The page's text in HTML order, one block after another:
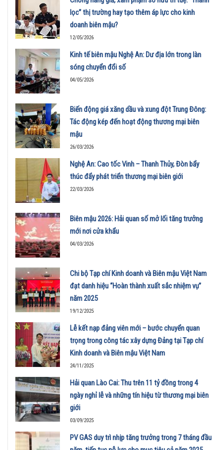
lọc” thị trường hay tạo thêm áp lực cho kinh
doanh biên mậu?
12/05/2026
Kinh tế biên mậu Nghệ An: Dư địa lớn trong làn
sóng chuyển đổi số
04/05/2026
Biến động giá xăng dầu và xung đột Trung Đông:
Tác động kép đến hoạt động thương mại biên
mậu
26/03/2026
Nghệ An: Cao tốc Vinh – Thanh Thủy, Đòn bẩy
thúc đẩy phát triển thương mại biên giới
22/03/2026
Biên mậu 2026: Hải quan số mở lối tăng trưởng
mới nơi cửa khẩu
04/03/2026
Chi bộ Tạp chí Kinh doanh và Biên mậu Việt Nam
đạt danh hiệu “Hoàn thành xuất sắc nhiệm vụ”
năm 2025
19/12/2025
Lễ kết nạp đảng viên mới – bước chuyển quan
trọng trong công tác xây dựng Đảng tại Tạp chí
Kinh doanh và Biên mậu Việt Nam
24/11/2025
Hải quan Lào Cai: Thu trên 11 tỷ đồng trong 4
ngày nghỉ lễ và những tín hiệu từ thương mại biên
giới
03/09/2025
PV GAS duy trì nhịp tăng trưởng trong 7 tháng đầu